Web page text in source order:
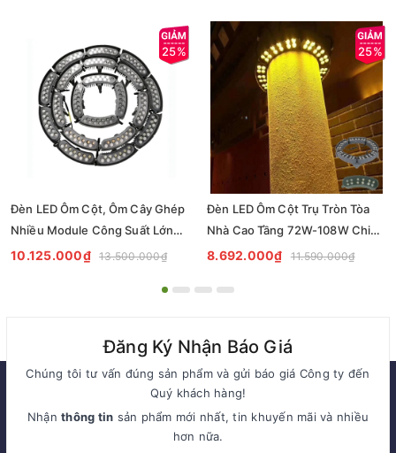
25%
Đèn LED Ôm Cột, Ôm Cây Ghép
Nhiều Module Công Suất Lớn
84W-126W Chiếu Sáng Ngoại
10.125.000₫ 13.500.000₫
25%
Đèn LED Ôm Cột Trụ Tròn Tòa
Nhà Cao Tầng 72W-108W Chiếu
Sáng Cảnh Quan Ngoài Trời Mã
8.692.000₫ 11.590.000₫
Đăng Ký Nhận Báo Giá
Chúng tôi tư vấn đúng sản phẩm và gửi báo giá Công ty đến
Quý khách hàng!
Nhậnthông tin sản phẩm mới nhất, tin khuyến mãi và nhiều
hơn nữa.